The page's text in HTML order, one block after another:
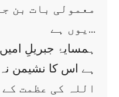
معمولی بات بن
یوں ہے…
ہمسایۂ جبریلِ
ہے اس کا نشیمن
اللہ کی عظمت